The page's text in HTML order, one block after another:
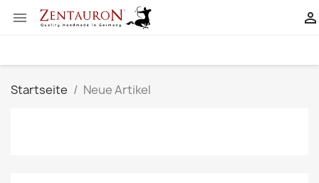
 
Startseite Neue Artikel